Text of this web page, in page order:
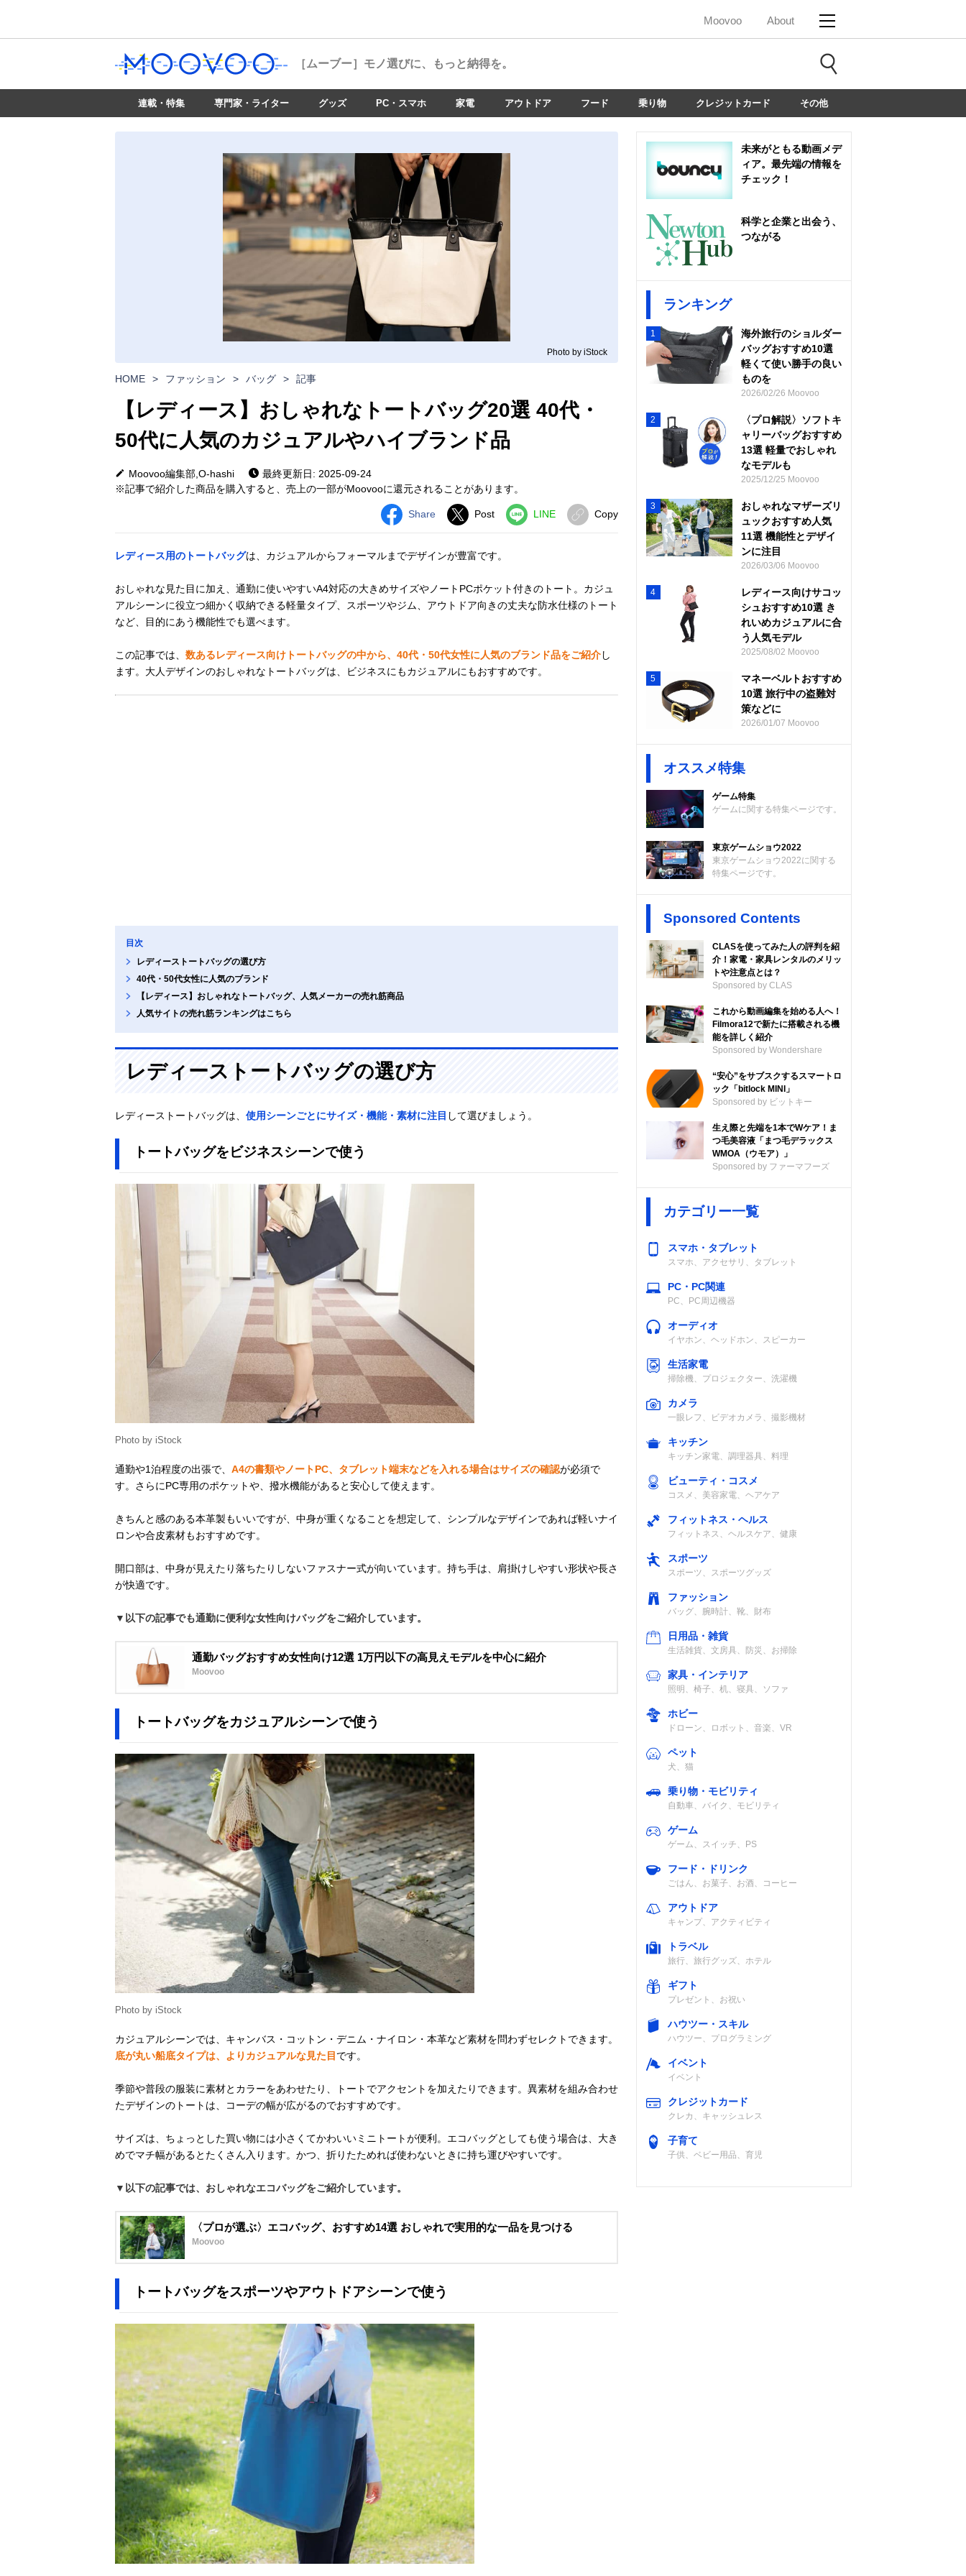
Moovoo About
［ムーブー］ モノ選びに、もっと納得を。
連載・特集 専門家・ライター グッズ PC・スマホ 家電 アウトドア フード 乗り物 クレジットカード その他
Photo by iStock
HOME > ファッション > バッグ > 記事
【レディース】おしゃれなトートバッグ20選 40代・
50代に人気のカジュアルやハイブランド品
Moovoo編集部,O-hashi
最終更新日: 2025-09-24
※記事で紹介した商品を購入すると、売上の一部がMoovooに還元されることがあります。
Share Post LINE Copy
レディース用のトートバッグは、カジュアルからフォーマルまでデザインが豊富です。
おしゃれな見た目に加え、通勤に使いやすいA4対応の大きめサイズやノートPCポケット付きのトート。カジュ
アルシーンに役立つ細かく収納できる軽量タイプ、スポーツやジム、アウトドア向きの丈夫な防水仕様のトート
など、目的にあう機能性でも選べます。
この記事では、 数あるレディース向けトートバッグの中から、40代・50代女性に人気のブランド品をご紹介し
ます。大人デザインのおしゃれなトートバッグは、ビジネスにもカジュアルにもおすすめです。
目次
レディーストートバッグの選び方
40代・50代女性に人気のブランド
【レディース】おしゃれなトートバッグ、人気メーカーの売れ筋商品
人気サイトの売れ筋ランキングはこちら
レディーストートバッグの選び方
レディーストートバッグは、 使用シーンごとにサイズ・機能・素材に注目 して選びましょう。
トートバッグをビジネスシーンで使う
Photo by iStock
通勤や1泊程度の出張で、 A4の書類やノートPC、タブレット端末などを入れる場合はサイズの確認が必須で
す。さらにPC専用のポケットや、撥水機能があると安心して使えます。
きちんと感のある本革製もいいですが、中身が重くなることを想定して、シンプルなデザインであれば軽いナイ
ロンや合皮素材もおすすめです。
開口部は、中身が見えたり落ちたりしないファスナー式が向いています。持ち手は、肩掛けしやすい形状や長さ
が快適です。
▼以下の記事でも通勤に便利な女性向けバッグをご紹介しています。
通勤バッグおすすめ女性向け12選 1万円以下の高見えモデルを中心に紹介
Moovoo
トートバッグをカジュアルシーンで使う
Photo by iStock
カジュアルシーンでは、キャンバス・コットン・デニム・ナイロン・本革など素材を問わずセレクトできます。
底が丸い船底タイプは、よりカジュアルな見た目 です。
季節や普段の服装に素材とカラーをあわせたり、トートでアクセントを加えたりできます。異素材を組み合わせ
たデザインのトートは、コーデの幅が広がるのでおすすめです。
サイズは、ちょっとした買い物には小さくてかわいいミニトートが便利。エコバッグとしても使う場合は、大き
めでマチ幅があるとたくさん入ります。かつ、折りたためれば使わないときに持ち運びやすいです。
▼以下の記事では、おしゃれなエコバッグをご紹介しています。
〈プロが選ぶ〉エコバッグ、おすすめ14選 おしゃれで実用的な一品を見つける
Moovoo
トートバッグをスポーツやアウトドアシーンで使う
未来がともる動画メデ
ィア。最先端の情報を
チェック！
科学と企業と出会う、
つながる
ランキング
1
海外旅行のショルダー
バッグおすすめ10選
軽くて使い勝手の良い
ものを
2026/02/26 Moovoo
2
〈プロ解説〉ソフトキ
ャリーバッグおすすめ
13選 軽量でおしゃれ
なモデルも
2025/12/25 Moovoo
3
おしゃれなマザーズリ
ュックおすすめ人気
11選 機能性とデザイ
ンに注目
2026/03/06 Moovoo
4
レディース向けサコッ
シュおすすめ10選 き
れいめカジュアルに合
う人気モデル
2025/08/02 Moovoo
5
マネーベルトおすすめ
10選 旅行中の盗難対
策などに
2026/01/07 Moovoo
オススメ特集
ゲーム特集
ゲームに関する特集ページです。
東京ゲームショウ2022
東京ゲームショウ2022に関する
特集ページです。
Sponsored Contents
CLASを使ってみた人の評判を紹
介！家電・家具レンタルのメリッ
トや注意点とは？
Sponsored by CLAS
これから動画編集を始める人へ！
Filmora12で新たに搭載される機
能を詳しく紹介
Sponsored by Wondershare
“安心”をサブスクするスマートロ
ック「bitlock MINI」
Sponsored by ビットキー
生え際と先端を1本でWケア！ま
つ毛美容液「まつ毛デラックス
WMOA（ウモア）」
Sponsored by ファーマフーズ
カテゴリー一覧
スマホ・タブレット
スマホ、アクセサリ、タブレット
PC・PC関連
PC、PC周辺機器
オーディオ
イヤホン、ヘッドホン、スピーカー
生活家電
掃除機、プロジェクター、洗濯機
カメラ
一眼レフ、ビデオカメラ、撮影機材
キッチン
キッチン家電、調理器具、料理
ビューティ・コスメ
コスメ、美容家電、ヘアケア
フィットネス・ヘルス
フィットネス、ヘルスケア、健康
スポーツ
スポーツ、スポーツグッズ
ファッション
バッグ、腕時計、靴、財布
日用品・雑貨
生活雑貨、文房具、防災、お掃除
家具・インテリア
照明、椅子、机、寝具、ソファ
ホビー
ドローン、ロボット、音楽、VR
ペット
犬、猫
乗り物・モビリティ
自動車、バイク、モビリティ
ゲーム
ゲーム、スイッチ、PS
フード・ドリンク
ごはん、お菓子、お酒、コーヒー
アウトドア
キャンプ、アクティビティ
トラベル
旅行、旅行グッズ、ホテル
ギフト
プレゼント、お祝い
ハウツー・スキル
ハウツー、プログラミング
イベント
イベント
クレジットカード
クレカ、キャッシュレス
子育て
子供、ベビー用品、育児